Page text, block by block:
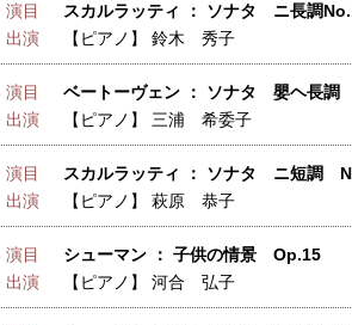
演目
スカルラッティ ： ソナタ ニ長調
出演
【ピアノ】鈴木 秀子
演目
ベートーヴェン ： ソナタ 嬰ヘ長
出演
【ピアノ】 三浦 希委子
演目
スカルラッティ ： ソナタ ニ短調
出演
【ピアノ】萩原 恭子
演目
シューマン ： 子供の情景 Op.15
出演
【ピアノ】河合 弘子